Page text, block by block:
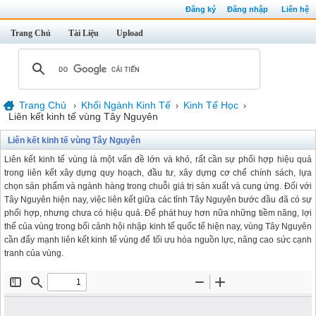
Đăng ký Đăng nhập Liên hệ
Trang Chủ Tài Liệu Upload
Trang Chủ › Khối Ngành Kinh Tế › Kinh Tế Học ›
Liên kết kinh tế vùng Tây Nguyên
Liên kết kinh tế vùng Tây Nguyên
Liên kết kinh tế vùng là một vấn đề lớn và khó, rất cần sự phối hợp hiệu quả
trong liên kết xây dựng quy hoạch, đầu tư, xây dựng cơ chế chính sách, lựa
chọn sản phẩm và ngành hàng trong chuỗi giá trị sản xuất và cung ứng. Đối với
Tây Nguyên hiện nay, việc liên kết giữa các tỉnh Tây Nguyên bước đầu đã có sự
phối hợp, nhưng chưa có hiệu quả. Để phát huy hơn nữa những tiềm năng, lợi
thế của vùng trong bối cảnh hội nhập kinh tế quốc tế hiện nay, vùng Tây Nguyên
cần đẩy mạnh liên kết kinh tế vùng để tối ưu hóa nguồn lực, nâng cao sức cạnh
tranh của vùng.